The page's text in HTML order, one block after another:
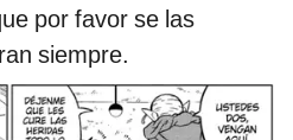
por favor se las
siempre.